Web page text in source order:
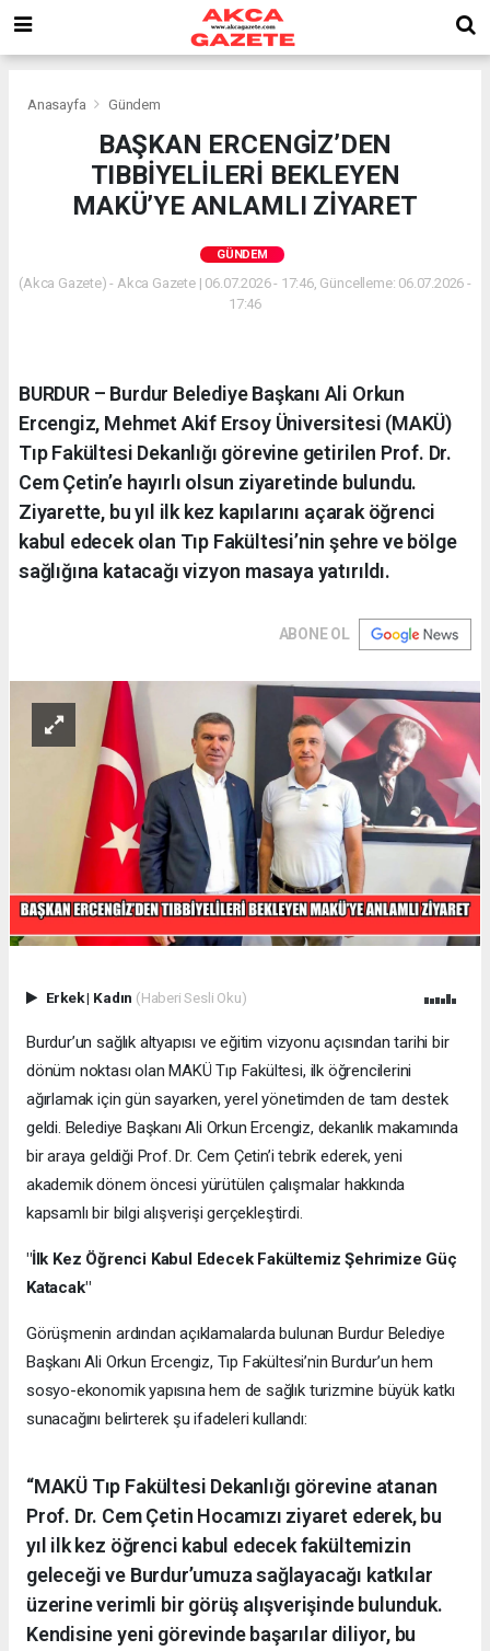
Anasayfa Gündem
BAŞKAN ERCENGİZ’DEN
TIBBİYELİLERİ BEKLEYEN
MAKÜ’YE ANLAMLI ZİYARET
GÜNDEM
(Akca Gazete) - Akca Gazete | 06.07.2026 - 17:46, Güncelleme: 06.07.2026 -
17:46
BURDUR – Burdur Belediye Başkanı Ali Orkun
Ercengiz, Mehmet Akif Ersoy Üniversitesi (MAKÜ)
Tıp Fakültesi Dekanlığı görevine getirilen Prof. Dr.
Cem Çetin’e hayırlı olsun ziyaretinde bulundu.
Ziyarette, bu yıl ilk kez kapılarını açarak öğrenci
kabul edecek olan Tıp Fakültesi’nin şehre ve bölge
sağlığına katacağı vizyon masaya yatırıldı.
ABONE OL
Erkek| Kadın (Haberi Sesli Oku)
Burdur’un sağlık altyapısı ve eğitim vizyonu açısından tarihi bir
dönüm noktası olan MAKÜ Tıp Fakültesi, ilk öğrencilerini
ağırlamak için gün sayarken, yerel yönetimden de tam destek
geldi. Belediye Başkanı Ali Orkun Ercengiz, dekanlık makamında
bir araya geldiği Prof. Dr. Cem Çetin’i tebrik ederek, yeni
akademik dönem öncesi yürütülen çalışmalar hakkında
kapsamlı bir bilgi alışverişi gerçekleştirdi.
"İlk Kez Öğrenci Kabul Edecek Fakültemiz Şehrimize Güç
Katacak"
Görüşmenin ardından açıklamalarda bulunan Burdur Belediye
Başkanı Ali Orkun Ercengiz, Tıp Fakültesi’nin Burdur’un hem
sosyo-ekonomik yapısına hem de sağlık turizmine büyük katkı
sunacağını belirterek şu ifadeleri kullandı:
“MAKÜ Tıp Fakültesi Dekanlığı görevine atanan
Prof. Dr. Cem Çetin Hocamızı ziyaret ederek, bu
yıl ilk kez öğrenci kabul edecek fakültemizin
geleceği ve Burdur’umuza sağlayacağı katkılar
üzerine verimli bir görüş alışverişinde bulunduk.
Kendisine yeni görevinde başarılar diliyor, bu